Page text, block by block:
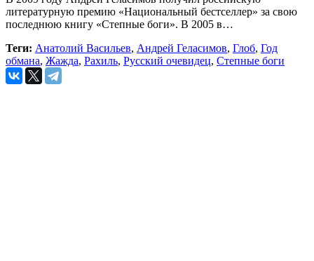
литературную премию «Национальный бестселлер» за свою
последнюю книгу «Степные боги». В 2005 в…
Теги: Анатолий Васильев, Андрей Геласимов, Глоб, Год
обмана, Жажда, Рахиль, Русский очевидец, Степные боги